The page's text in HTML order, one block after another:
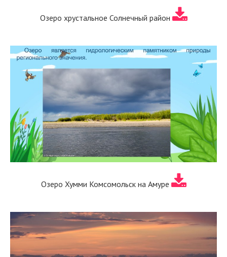
Озеро хрустальное Солнечный район
Озеро Хумми Комсомольск на Амуре